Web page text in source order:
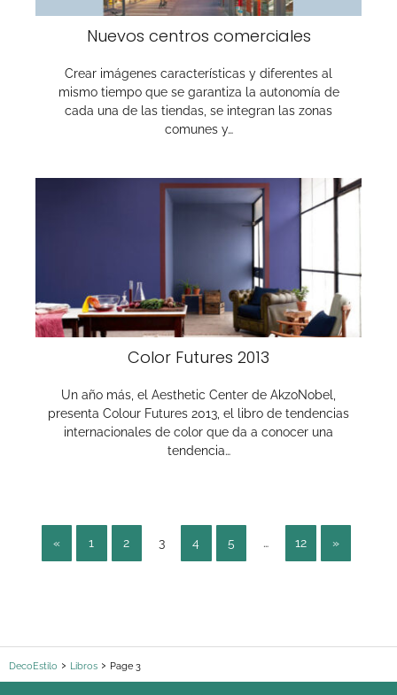
Nuevos centros comerciales
Crear imágenes características y diferentes al
mismo tiempo que se garantiza la autonomía de
cada una de las tiendas, se integran las zonas
comunes y…
Color Futures 2013
Un año más, el Aesthetic Center de AkzoNobel,
presenta Colour Futures 2013, el libro de tendencias
internacionales de color que da a conocer una
tendencia…
« 1 2 3 4 5 … 12 »
DecoEstilo Libros Page 3